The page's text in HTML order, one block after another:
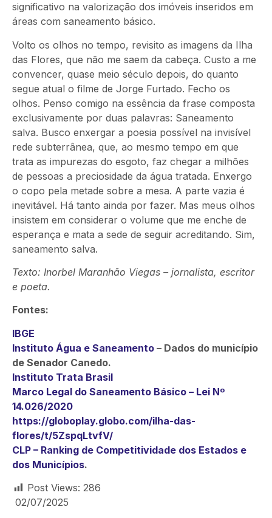
significativo na valorização dos imóveis inseridos em
áreas com saneamento básico.
Volto os olhos no tempo, revisito as imagens da Ilha
das Flores, que não me saem da cabeça. Custo a me
convencer, quase meio século depois, do quanto
segue atual o filme de Jorge Furtado. Fecho os
olhos. Penso comigo na essência da frase composta
exclusivamente por duas palavras: Saneamento
salva. Busco enxergar a poesia possível na invisível
rede subterrânea, que, ao mesmo tempo em que
trata as impurezas do esgoto, faz chegar a milhões
de pessoas a preciosidade da água tratada. Enxergo
o copo pela metade sobre a mesa. A parte vazia é
inevitável. Há tanto ainda por fazer. Mas meus olhos
insistem em considerar o volume que me enche de
esperança e mata a sede de seguir acreditando. Sim,
saneamento salva.
Texto: Inorbel Maranhão Viegas – jornalista, escritor
e poeta.
Fontes:
IBGE
Instituto Água e Saneamento – Dados do município
de Senador Canedo.
Instituto Trata Brasil
Marco Legal do Saneamento Básico – Lei Nº
14.026/2020
https://globoplay.globo.com/ilha-das-
flores/t/5ZspqLtvfV/
CLP – Ranking de Competitividade dos Estados e
dos Municípios.
Post Views: 286
02/07/2025